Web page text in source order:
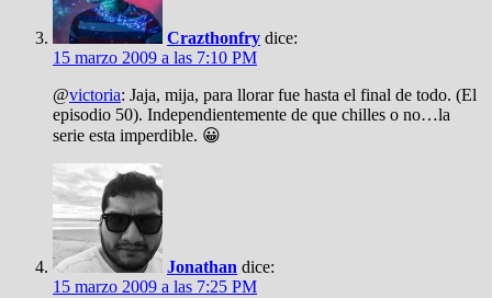
Crazthonfry dice:
15 marzo 2009 a las 7:10 PM
@victoria: Jaja, mija, para llorar fue hasta el final de todo. (El
episodio 50). Independientemente de que chilles o no…la
serie esta imperdible. 😀
Jonathan dice:
15 marzo 2009 a las 7:25 PM